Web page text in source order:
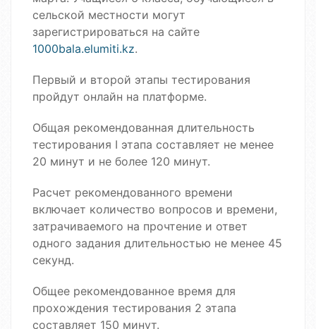
сельской местности могут
зарегистрироваться на сайте
1000bala.elumiti.kz.
Первый и второй этапы тестирования
пройдут онлайн на платформе.
Общая рекомендованная длительность
тестирования І этапа составляет не менее
20 минут и не более 120 минут.
Расчет рекомендованного времени
включает количество вопросов и времени,
затрачиваемого на прочтение и ответ
одного задания длительностью не менее 45
секунд.
Общее рекомендованное время для
прохождения тестирования 2 этапа
составляет 150 минут.